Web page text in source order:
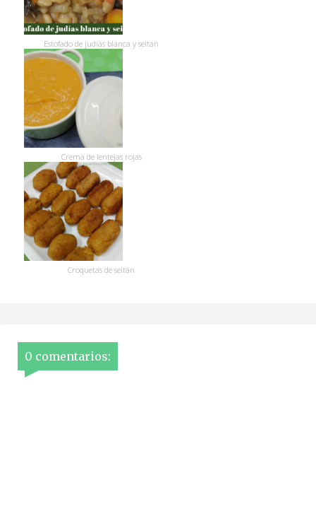
Estofado de judías blanca y seitan
Crema de lentejas rojas
Croquetas de seitán
0 comentarios: